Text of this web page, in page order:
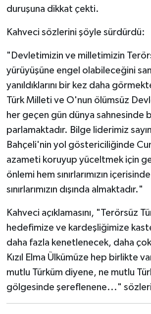
duruşuna dikkat çekti.
Kahveci sözlerini şöyle sürdürdü:
"Devletimizin ve milletimizin
yürüyüşüne engel olabileceğini
yanıldıklarını bir kez daha
Türk Milleti ve O'nun ölümsüz
her geçen gün dünya sahnesinde
parlamaktadır. Bilge liderimiz
Bahçeli'nin yol göstericiliğinde
azameti koruyup yüceltmek için
önlemi hem sınırlarımızın
sınırlarımızın dışında almaktadır."
Kahveci açıklamasını, "Terörsüz
hedefimize ve kardeşliğimize
daha fazla kenetlenecek, daha çok
Kızıl Elma Ülkümüze hep birlikte
mutlu Türküm diyene, ne mutlu
gölgesinde şereflenene..."